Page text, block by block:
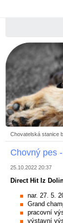
Chovatelská stanice
Chovný pes
25.10.2022 20:37
Direct Hit Iz
nar. 27. 5.
Grand
pracovní
výstavní